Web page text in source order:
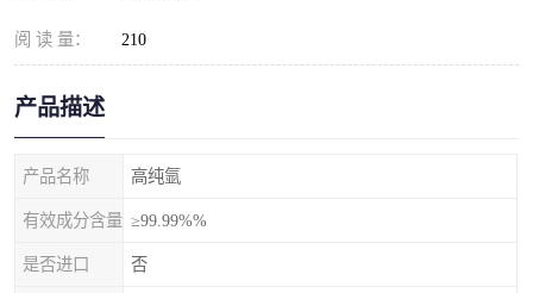
阅 读 量： 210
产品描述
产品名称 高纯氩
有效成分含量 ≥99.99%%
是否进口 否